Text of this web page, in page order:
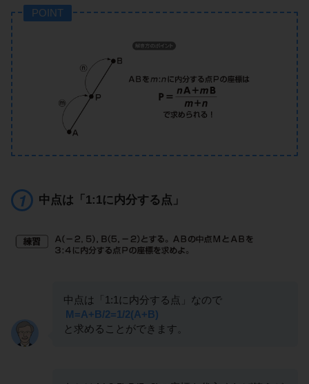
POINT
中点は「1:1に内分する点」
中点は「1:1に内分する点」なので
M=A+B/2=1/2(A+B)
と求めることができます。